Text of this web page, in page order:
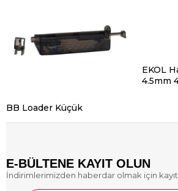
BB Loader Küçük
EKOL
4.5mm
E-BÜLTENE KAYIT OLUN
İndirimlerimizden haberdar olmak için